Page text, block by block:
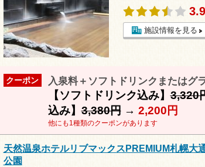
施設情報を見る
クーポン 入泉料＋ソフトドリンクまたは
【ソフトドリンク込み】3,320
込み】3,380円→ 2,200円
他にも1種類のクーポンがあります
天然温泉ホテルリブマックスPREMIUM札幌大
公園